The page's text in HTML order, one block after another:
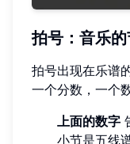
拍号 ：音乐
拍号出现在乐谱
一个分数，一个
上面的数字
小节是五线